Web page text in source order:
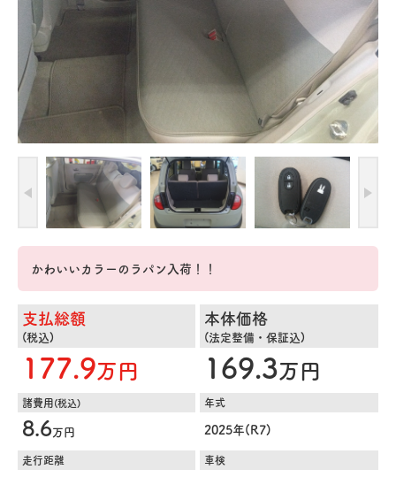
かわいいカラーのラパン入荷！！
支払総額
(税込)
177.9万円
本体価格
(法定整備・保証込)
169.3万円
諸費用(税込)
8.6万円
年式
2025年(R7)
走行距離 車検